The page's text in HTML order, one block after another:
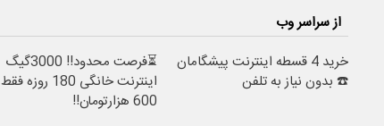
از سراسر وب
خرید 4 قسطه اینترنت پیشگامان
☎️ بدون نیاز به تلفن
⏳فرصت محدود!! 3000گیگ
اینترنت خانگی 180 روزه فقط
600 هزارتومان!!